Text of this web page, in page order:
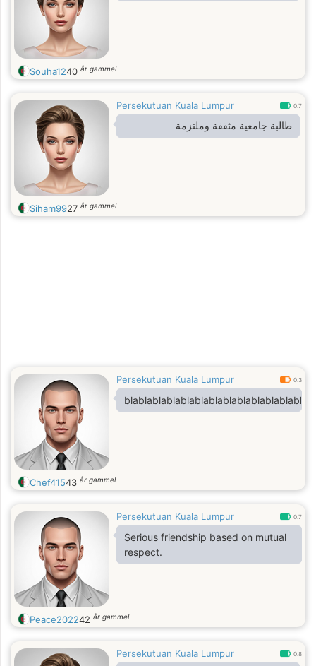
Souha1240 år gammel
Persekutuan Kuala Lumpur 0.7
طالبة جامعية مثقفة وملتزمة
Siham9927 år gammel
Persekutuan Kuala Lumpur 0.3
Chef41543 år gammel
Persekutuan Kuala Lumpur 0.7
Serious friendship based on mutual
respect.
Peace202242 år gammel
Persekutuan Kuala Lumpur 0.8